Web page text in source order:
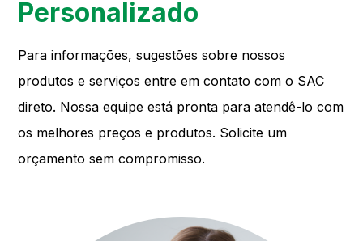
Personalizado
Para informações, sugestões sobre nossos
produtos e serviços entre em contato com o SAC
direto. Nossa equipe está pronta para atendê-lo com
os melhores preços e produtos. Solicite um
orçamento sem compromisso.